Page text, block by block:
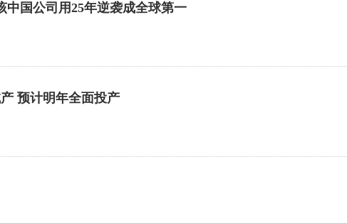
中国公司用25年逆袭成全球第一
预计明年全面投产